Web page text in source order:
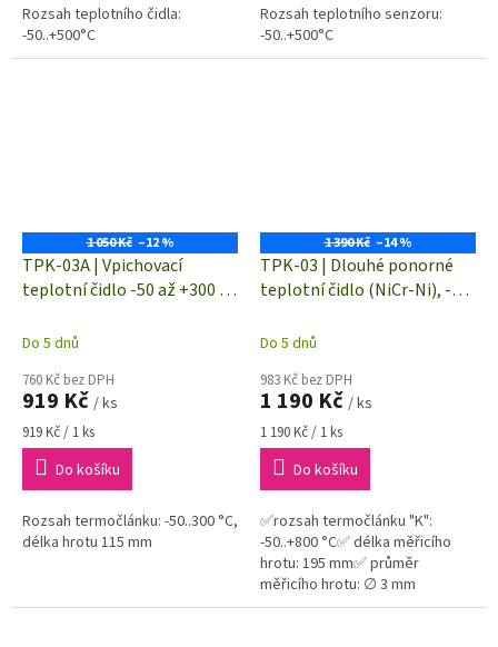
Rozsah teplotního čidla:
-50..+500°C
Rozsah teplotního senzoru:
-50..+500°C
1 050 Kč –12 %
TPK-03A | Vpichovací
teplotní čidlo -50 až +300 °C
Do 5 dnů
760 Kč bez DPH
919 Kč / ks
Měrná
cena:
919 Kč / 1 ks
Do košíku
Rozsah termočlánku: -50..300 °C,
délka hrotu 115 mm
1 390 Kč –14 %
TPK-03 | Dlouhé ponorné
teplotní čidlo (NiCr-Ni), -50
"K" (NiCr-Ni)
Do 5 dnů
983 Kč bez DPH
1 190 Kč / ks
Měrná
cena:
1 190 Kč / 1 ks
Do košíku
✅rozsah termočlánku "K":
-50..+800 °C✅ délka měřicího
hrotu: 195 mm✅ průměr
měřicího hrotu: ∅ 3 mm